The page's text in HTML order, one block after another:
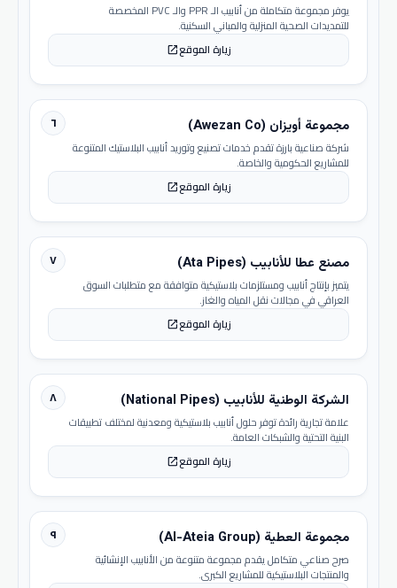
يوفر مجموعة متكاملة من أنابيب الـ PPR والـ PVC المخصصة
للتمديدات الصحية المنزلية والمباني السكنية.
زيارة الموقعopen_in_new
٦ مجموعة أويزان (Awezan Co)
شركة صناعية بارزة تقدم خدمات تصنيع وتوريد أنابيب البلاستيك المتنوعة
للمشاريع الحكومية والخاصة.
زيارة الموقعopen_in_new
٧ مصنع عطا للأنابيب (Ata Pipes)
يتميز بإنتاج أنابيب ومستلزمات بلاستيكية متوافقة مع متطلبات السوق
العراقي في مجالات نقل المياه والغاز.
زيارة الموقعopen_in_new
٨ الشركة الوطنية للأنابيب (National Pipes)
علامة تجارية رائدة توفر حلول أنابيب بلاستيكية ومعدنية لمختلف تطبيقات
البنية التحتية والشبكات العامة.
زيارة الموقعopen_in_new
٩ مجموعة العطية (Al-Ateia Group)
صرح صناعي متكامل يقدم مجموعة متنوعة من الأنابيب الإنشائية
والمنتجات البلاستيكية للمشاريع الكبرى.